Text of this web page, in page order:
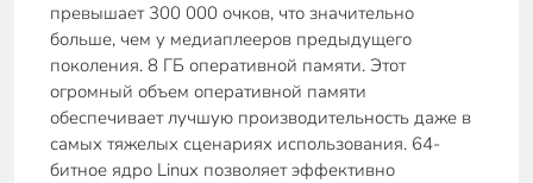
превышает 300 000 очков, что значительно
больше, чем у медиаплееров предыдущего
поколения. 8 ГБ оперативной памяти. Этот
огромный объем оперативной памяти
обеспечивает лучшую производительность даже в
самых тяжелых сценариях использования. 64-
битное ядро Linux позволяет эффективно